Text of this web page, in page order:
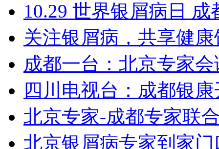
10.29 世界银屑病日
关注银屑病，共享健
成都一台：北京专家
四川电视台：成都银
北京专家-成都专家联
北京银屑病专家到家门